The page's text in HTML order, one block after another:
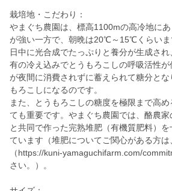
栽培地・こだわり：
やまぐち農園は、標高1100mの高冷地に
が強い一方で、朝晩は20℃～15℃くらいま
日中に光合成でたっぷりと養分が生成さ
有の冷え込みでとうもろこしの呼吸活性
が夜間に消費されずに蓄えられて糖分とな
もろこしになるのです。
また、とうもろこしの糖度を極限まで高
ても重要です。やまぐち農園では、酪農家
と共同で作った完熟堆肥（有機質肥料）
ています（堆肥についてご関心がある方
（https://kuni-yamaguchifarm.com/
さい。）。